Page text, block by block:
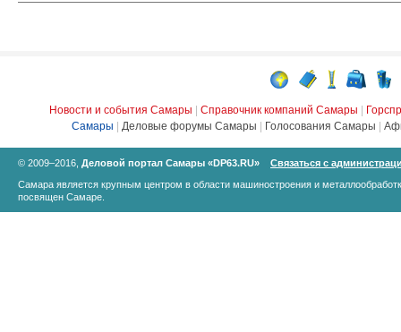
Новости и события Самары Справочник компаний Самары
Самары
Деловые форумы Самары Голосования Самары
© 2009–2016, Деловой портал Самары «DP63.RU»
Связаться с
Самара является крупным центром в области машиностроения и
посвящен Самаре.